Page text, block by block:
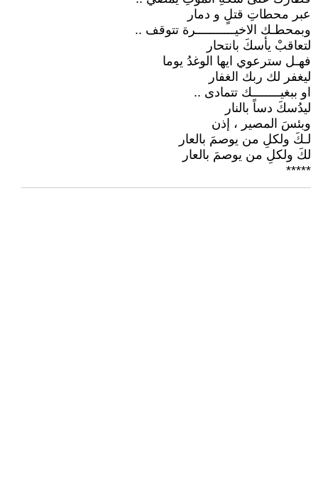
عبر محطاتِ قتلٍ و دمار
وبمحطـك الاخيـــــــــــرة تتوقف ..
لتعاقبْ يأسكَ بانتحار
فهـل سترعوي ايها الوغدُ يوما
ليغفر لك ربك الغفار
او ببغيــــــــك تتمادى ..
ليدُسكَ دساً بالنار
وبئسَ المصير ، إذن
لـكَ ولكلِ من يوصمَ بالعار
لكَ ولكلِ من يوصمَ بالعار
*****